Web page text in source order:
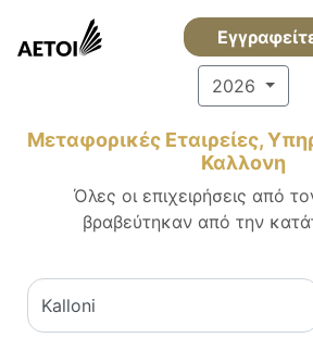
2026
Μεταφορικές Εταιρείες,
Καλλονη
Όλες οι επιχειρήσεις από
βραβεύτηκαν από την